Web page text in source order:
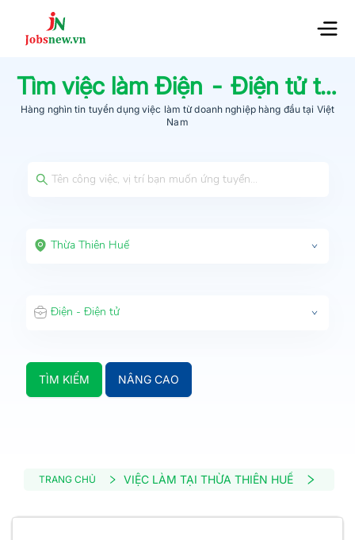
Tìm việc làmĐiện - Điện tửtại
Hàng nghìn tin tuyển dụng việc làm từdoanh nghiệp hàng đầu tại Việt
Nam
Thừa Thiên Huế
Điện - Điện tử
TÌM KIẾM NÂNG CAO
TRANG CHỦ VIỆC LÀM TẠI THỪA THIÊN HUẾ